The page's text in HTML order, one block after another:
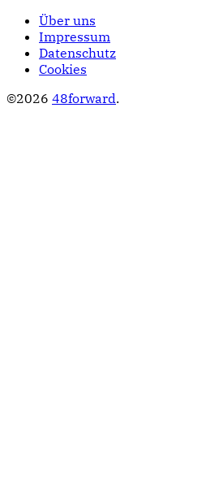
Über uns
Impressum
Datenschutz
Cookies
©2026 48forward.